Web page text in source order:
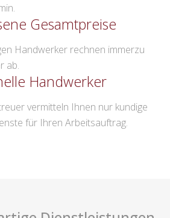
Gesamtpreise
Handwerker rechnen immerzu
ab.
Handwerker
vermitteln Ihnen nur kundige
für Ihren Arbeitsauftrag.